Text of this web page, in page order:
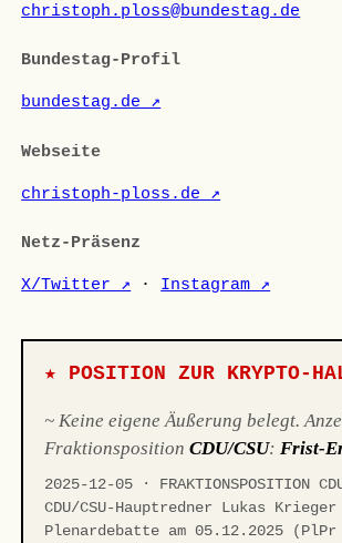
christoph.ploss@bundestag.de
Bundestag-Profil
bundestag.de ↗
Webseite
christoph-ploss.de ↗
Netz-Präsenz
X/Twitter ↗ · Instagram ↗
★ POSITION ZUR KRYPTO-
~ Keine eigene Äußerung belegt.
FraktionspositionCDU/CSU:Frist-
2025-12-05 · FRAKTIONSPOSITION
CDU/CSU-Hauptredner Lukas
Plenardebatte am 05.12.2025